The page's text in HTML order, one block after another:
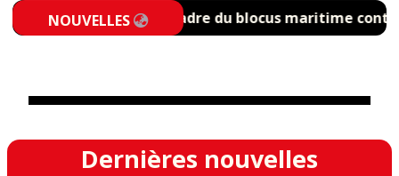
NOUVELLES
55 navires dans le cadre du blocus maritime
Dernières nouvelles